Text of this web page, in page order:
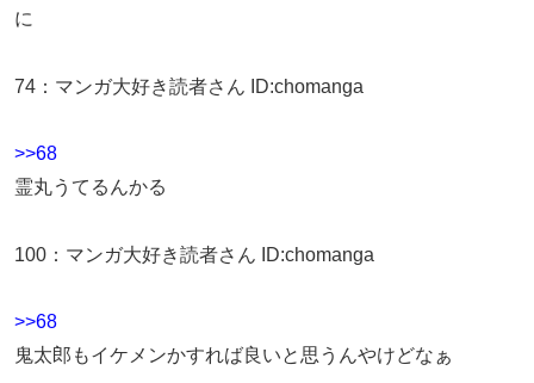
に
74 ： マンガ大好き読者さん ID:chomanga
>>68
霊丸うてるんかる
100 ： マンガ大好き読者さん ID:chomanga
>>68
鬼太郎もイケメンかすれば良いと思うんやけどなぁ